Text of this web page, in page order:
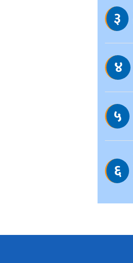
३
४
५
६